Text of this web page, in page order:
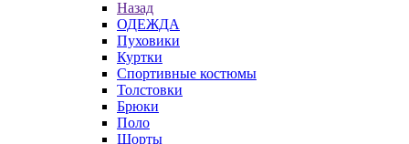
Назад
ОДЕЖДА
Пуховики
Куртки
Спортивные костюмы
Толстовки
Брюки
Поло
Шорты